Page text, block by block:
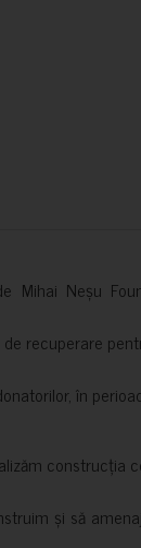
Nectarie
Nectarie
Mihai Neșu
recuperare
în
construcția
și să